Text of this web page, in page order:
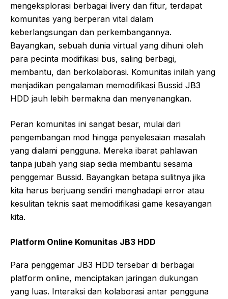
mengeksplorasi berbagai livery dan fitur, terdapat
komunitas yang berperan vital dalam
keberlangsungan dan perkembangannya.
Bayangkan, sebuah dunia virtual yang dihuni oleh
para pecinta modifikasi bus, saling berbagi,
membantu, dan berkolaborasi. Komunitas inilah yang
menjadikan pengalaman memodifikasi Bussid JB3
HDD jauh lebih bermakna dan menyenangkan.
Peran komunitas ini sangat besar, mulai dari
pengembangan mod hingga penyelesaian masalah
yang dialami pengguna. Mereka ibarat pahlawan
tanpa jubah yang siap sedia membantu sesama
penggemar Bussid. Bayangkan betapa sulitnya jika
kita harus berjuang sendiri menghadapi error atau
kesulitan teknis saat memodifikasi game kesayangan
kita.
Platform Online Komunitas JB3 HDD
Para penggemar JB3 HDD tersebar di berbagai
platform online, menciptakan jaringan dukungan
yang luas. Interaksi dan kolaborasi antar pengguna